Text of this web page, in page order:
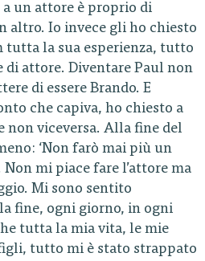
un attore è proprio di
altro. Io invece gli ho chiesto
la sua esperienza, tutto
di attore. Diventare Paul non
di essere Brando. E
che capiva, ho chiesto a
non viceversa. Alla fine del
‘Non farò mai più un
mi piace fare l’attore ma
Mi sono sentito
fine, ogni giorno, in ogni
tutta la mia vita, le mie
tutto mi è stato strappato